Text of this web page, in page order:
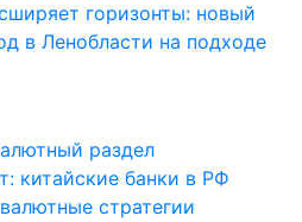
горизонты: новый
в Ленобласти на подходе
китайские банки в РФ
стратегии